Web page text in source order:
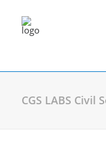
CGS LABS Civil